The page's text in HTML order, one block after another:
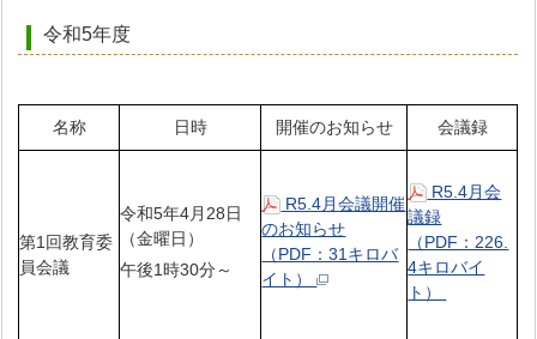
令和5年度
名称 日時 開催のお知らせ 会議録
第1回教育委
員会議
令和5年4月28日
（金曜日）
午後1時30分～
R5.4月会議開催
のお知らせ
（PDF：31キロバ
イト）
R5.4月会
議録
（PDF：226.
4キロバイ
ト）